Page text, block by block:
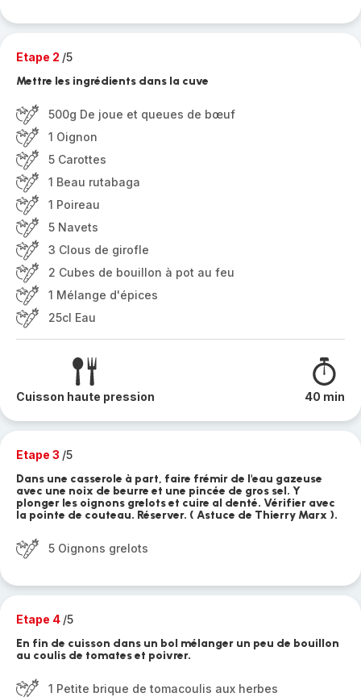
Etape 2 /5
Mettre les ingrédients dans la cuve
500g De joue et queues de bœuf
1 Oignon
5 Carottes
1 Beau rutabaga
1 Poireau
5 Navets
3 Clous de girofle
2 Cubes de bouillon à pot au feu
1 Mélange d'épices
25cl Eau
Cuisson haute pression 40 min
Etape 3 /5
Dans une casserole à part, faire frémir de l'eau gazeuse
avec une noix de beurre et une pincée de gros sel. Y
plonger les oignons grelots et cuire al denté. Vérifier avec
la pointe de couteau. Réserver. ( Astuce de Thierry Marx ).
5 Oignons grelots
Etape 4 /5
En fin de cuisson dans un bol mélanger un peu de bouillon
au coulis de tomates et poivrer.
1 Petite brique de tomacoulis aux herbes